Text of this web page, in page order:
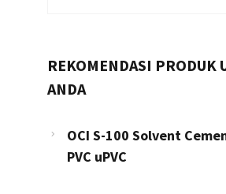
REKOMENDASI PRODUK
ANDA
OCI S-100 Solvent
PVC uPVC